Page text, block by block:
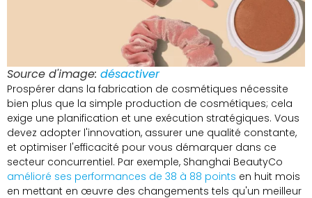
Source d'image: désactiver
Prospérer dans la fabrication de cosmétiques nécessite
bien plus que la simple production de cosmétiques; cela
exige une planification et une exécution stratégiques. Vous
devez adopter l'innovation, assurer une qualité constante,
et optimiser l'efficacité pour vous démarquer dans ce
secteur concurrentiel. Par exemple, Shanghai BeautyCo
amélioré ses performances de 38 à 88 points en huit mois
en mettant en œuvre des changements tels qu'un meilleur